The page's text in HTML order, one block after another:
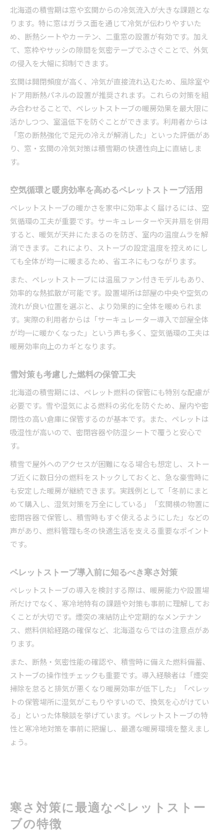
北海道の積雪期は窓や玄関からの冷気流入が大きな課題とな
ります。特に窓はガラス面を通じて冷気が伝わりやすいた
め、断熱シートやカーテン、二重窓の設置が有効です。加え
て、窓枠やサッシの隙間を気密テープでふさぐことで、外気
の侵入を大幅に抑制できます。
玄関は開閉頻度が高く、冷気が直接流れ込むため、風除室や
ドア用断熱パネルの設置が推奨されます。これらの対策を組
み合わせることで、ペレットストーブの暖房効果を最大限に
活かしつつ、室温低下を防ぐことができます。利用者からは
「窓の断熱強化で足元の冷えが解消した」といった評価があ
り、窓・玄関の冷気対策は積雪期の快適性向上に直結しま
す。
空気循環と暖房効率を高めるペレットストーブ活用
ペレットストーブの暖かさを家中に効率よく届けるには、空
気循環の工夫が重要です。サーキュレーターや天井扇を併用
すると、暖気が天井にたまるのを防ぎ、室内の温度ムラを解
消できます。これにより、ストーブの設定温度を控えめにし
ても全体が均一に暖まるため、省エネにもつながります。
また、ペレットストーブには温風ファン付きモデルもあり、
効率的な熱拡散が可能です。設置場所は部屋の中央や空気の
流れが良い位置を選ぶと、より効果的に全体を暖められま
す。実際の利用者からは「サーキュレーター導入で部屋全体
が均一に暖かくなった」という声も多く、空気循環の工夫は
暖房効率向上のカギとなります。
雪対策も考慮した燃料の保管工夫
北海道の積雪期には、ペレット燃料の保管にも特別な配慮が
必要です。雪や湿気による燃料の劣化を防ぐため、屋内や密
閉性の高い倉庫に保管するのが基本です。また、ペレットは
吸湿性が高いので、密閉容器や防湿シートで覆うと安心で
す。
積雪で屋外へのアクセスが困難になる場合も想定し、ストー
ブ近くに数日分の燃料をストックしておくと、急な豪雪時に
も安定した暖房が継続できます。実践例として「冬前にまと
めて購入し、湿気対策を万全にしている」「玄関横の物置に
密閉容器で保管し、積雪時もすぐ使えるようにした」などの
声があり、燃料管理も冬の快適生活を支える重要なポイント
です。
ペレットストーブ導入前に知るべき寒さ対策
ペレットストーブの導入を検討する際は、暖房能力や設置場
所だけでなく、寒冷地特有の課題や対策も事前に理解してお
くことが大切です。煙突の凍結防止や定期的なメンテナン
ス、燃料供給経路の確保など、北海道ならではの注意点があ
ります。
また、断熱・気密性能の確認や、積雪時に備えた燃料備蓄、
ストーブの操作性チェックも重要です。導入経験者は「煙突
掃除を怠ると排気が悪くなり暖房効率が低下した」「ペレッ
トの保管場所に湿気がこもりやすいので、換気を心がけてい
る」といった体験談を挙げています。ペレットストーブの特
性と寒冷地対策を事前に把握し、最適な暖房環境を整えまし
ょう。
寒さ対策に最適なペレットストー
ブの特徴